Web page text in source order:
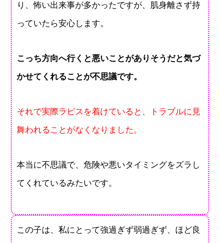
り、怖い出来事が多かったですが、肌身離さず持
っていたら安心します。
こっち方向へ行くと悪いことがありそうだと気づ
かせてくれることが不思議です。
それで実際ラピスを着けていると、トラブルに見
舞われることがなくなりました。
本当に不思議で、危険や悪いタイミングをズラし
てくれているみたいです。
この子は、私にとって強過ぎず弱過ぎず、ほど良